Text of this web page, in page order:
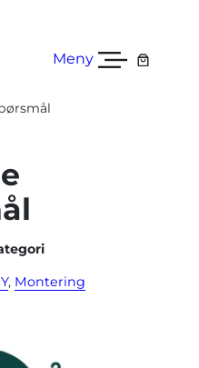
Meny
, Montering